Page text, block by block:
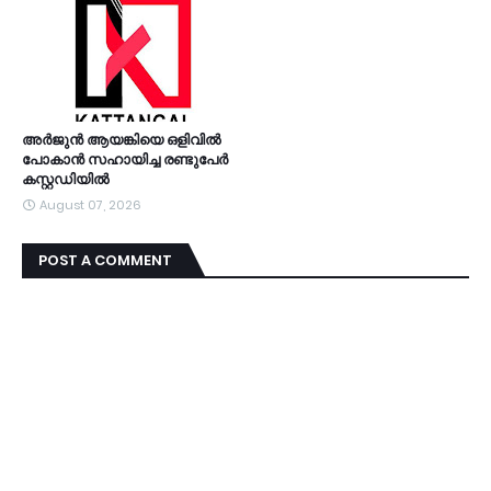
അര്‍ജുന്‍ ആയങ്കിയെ ഒളിവില്‍
പോകാന്‍ സഹായിച്ച രണ്ടുപേര്‍
കസ്റ്റഡിയിൽ
August 07, 2026
POST A COMMENT